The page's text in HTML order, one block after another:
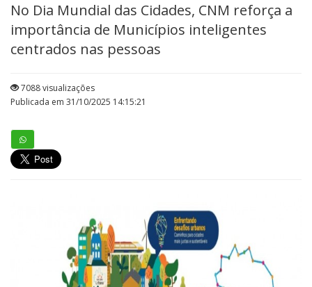
No Dia Mundial das Cidades, CNM reforça a
importância de Municípios inteligentes
centrados nas pessoas
7088 visualizações
Publicada em 31/10/2025 14:15:21